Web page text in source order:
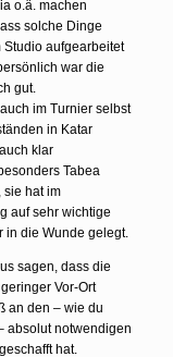
o.ä. machen
solche Dinge
aufgearbeitet
war die
gut.
im Turnier selbst
in Katar
klar
Tabea
sie hat im
auf sehr wichtige
in die Wunde gelegt.
sagen, dass die
Vor-Ort
an den – wie du
absolut notwendigen
hat.